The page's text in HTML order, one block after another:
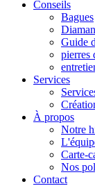
Conseils
Bagues
Guide
pierres
Services
À propos
Notre
Carte-
Nos
Contact